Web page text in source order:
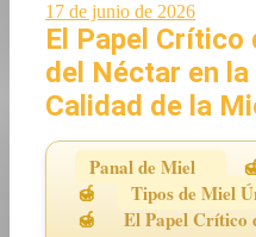
17 de junio de 2026
El Papel Crítico
del Néctar en
Calidad de la
Panal de Miel
Tipos de Miel
El Papel Crítico